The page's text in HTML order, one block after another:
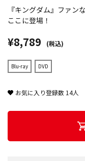
『キングダム』ファン
ここに登場！
¥8,789 (税込)
Blu-ray DVD
お気に入り登録数 14人